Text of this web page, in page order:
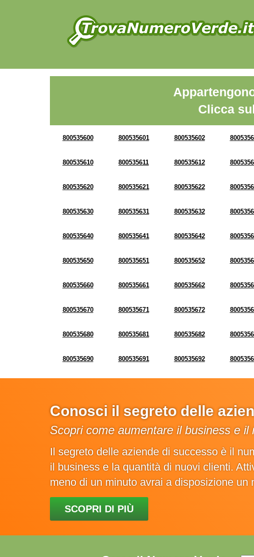
Clicca
800535600 800535601 800535602
800535610 800535611 800535612
800535620 800535621 800535622
800535630 800535631 800535632
800535640 800535641 800535642
800535650 800535651 800535652
800535660 800535661 800535662
800535670 800535671 800535672
800535680 800535681 800535682
800535690 800535691 800535692
Conosci il segreto delle
Scopri come aumentare il business e il
Il segreto delle aziende di successo è il
il business e la quantità di nuovi clienti.
meno di un minuto avrai a disposizione
SCOPRI DI PIÙ